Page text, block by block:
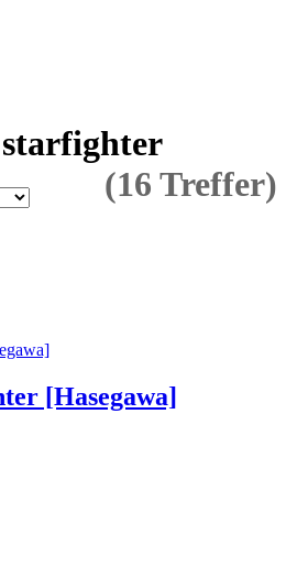
starfighter
(16 Treffer)
[Hasegawa]